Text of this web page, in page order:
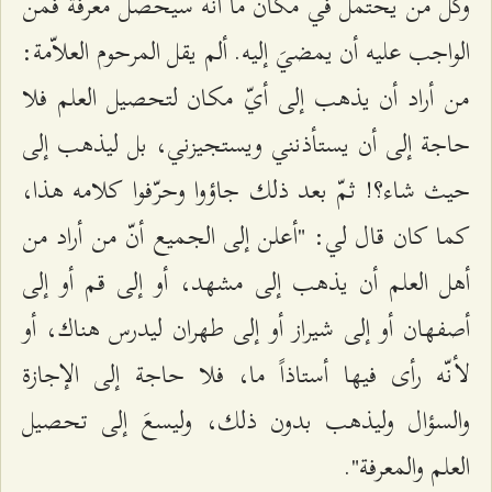
الواجب عليه أن يمضيَ إليه. ألم يقل المرحوم العلاّمة:
من أراد أن يذهب إلى أيّ مكان لتحصيل العلم فلا
حاجة إلى أن يستأذنني ويستجيزني، بل ليذهب إلى
حيث شاء؟! ثمّ بعد ذلك جاؤوا وحرّفوا كلامه هذا،
كما كان قال لي: "أعلن إلى الجميع أنّ من أراد من
أهل العلم أن يذهب إلى مشهد، أو إلى قم أو إلى
أصفهان أو إلى شيراز أو إلى طهران ليدرس هناك، أو
لأنّه رأى فيها أستاذاً ما، فلا حاجة إلى الإجازة
والسؤال وليذهب بدون ذلك، وليسعَ إلى تحصيل
العلم والمعرفة".